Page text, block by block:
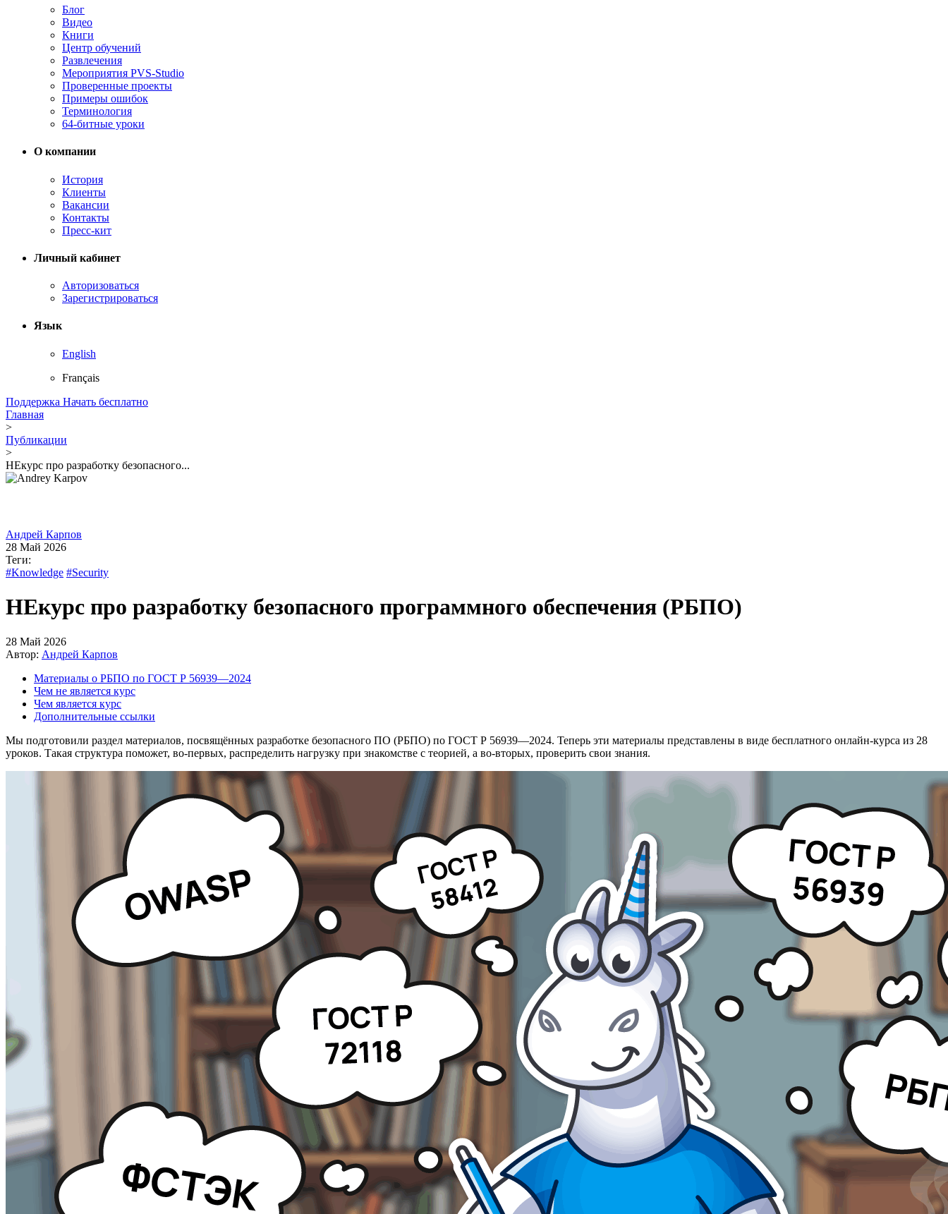
Блог
Видео
Книги
Центр обучений
Развлечения
Мероприятия PVS-Studio
Проверенные проекты
Примеры ошибок
Терминология
64-битные уроки
О компании
История
Клиенты
Вакансии
Контакты
Пресс-кит
Личный кабинет
Авторизоваться
Зарегистрироваться
Язык
English
Français
Поддержка Начать бесплатно
Главная
>
Публикации
>
НЕкурс про разработку безопасного...
Андрей Карпов
28 Май 2026
Теги:
#Knowledge #Security
НЕкурс про разработку безопасного программного обеспечения (РБПО)
28 Май 2026
Автор: Андрей Карпов
Материалы о РБПО по ГОСТ Р 56939—2024
Чем не является курс
Чем является курс
Дополнительные ссылки
Мы подготовили раздел материалов, посвящённых разработке безопасного ПО (РБПО) по ГОСТ Р 56939—2024. Теперь эти материалы представлены в виде бесплатного онлайн-курса из 28
уроков. Такая структура поможет, во-первых, распределить нагрузку при знакомстве с теорией, а во-вторых, проверить свои знания.